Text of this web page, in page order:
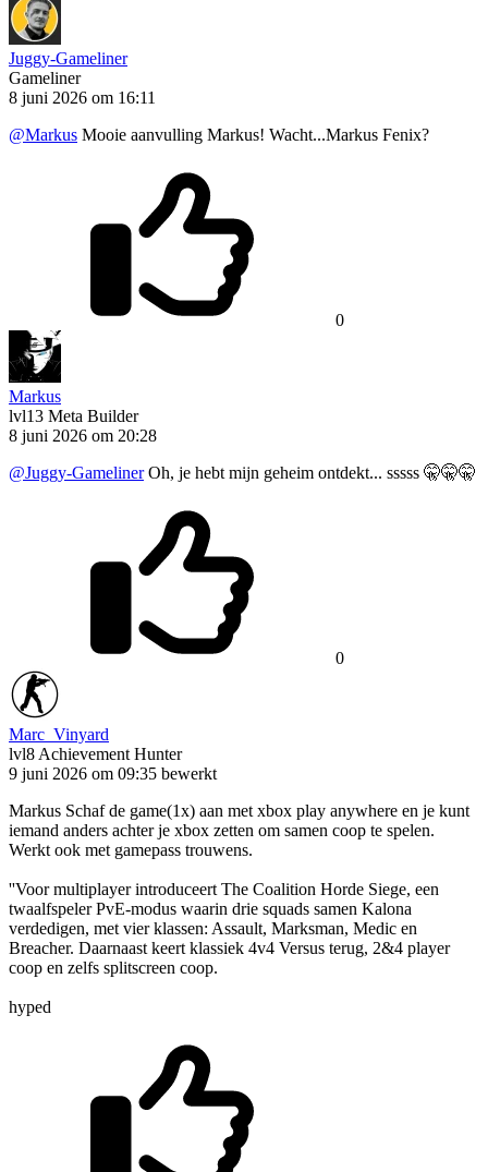
Juggy-Gameliner
Gameliner
8 juni 2026 om 16:11
@Markus Mooie aanvulling Markus! Wacht...Markus Fenix?
0
Markus
lvl13 Meta Builder
8 juni 2026 om 20:28
@Juggy-GamelinerOh, je hebt mijn geheim ontdekt... sssss 🤫🤫🤫
0
Marc_Vinyard
lvl8 Achievement Hunter
9 juni 2026 om 09:35 bewerkt
Markus Schaf de game(1x) aan met xbox play anywhere en je kunt
iemand anders achter je xbox zetten om samen coop te spelen.
Werkt ook met gamepass trouwens.
''Voor multiplayer introduceert The Coalition Horde Siege, een
twaalfspeler PvE-modus waarin drie squads samen Kalona
verdedigen, met vier klassen: Assault, Marksman, Medic en
Breacher. Daarnaast keert klassiek 4v4 Versus terug, 2&4 player
coop en zelfs splitscreen coop.
hyped